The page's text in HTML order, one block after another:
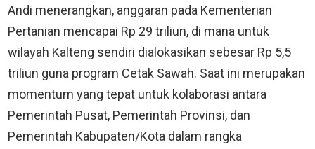
Andi menerangkan, anggaran pada Kementerian
Pertanian mencapai Rp 29 triliun, di mana untuk
wilayah Kalteng sendiri dialokasikan sebesar Rp 5,5
triliun guna program Cetak Sawah. Saat ini merupakan
momentum yang tepat untuk kolaborasi antara
Pemerintah Pusat, Pemerintah Provinsi, dan
Pemerintah Kabupaten/Kota dalam rangka